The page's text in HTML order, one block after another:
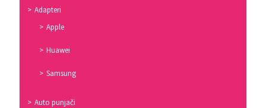
Adapteri
Apple
Huawei
Samsung
Auto punjači